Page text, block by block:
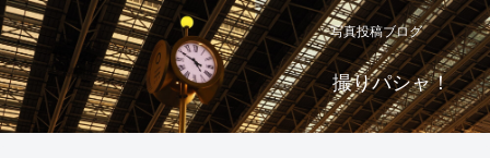
写真投稿ブログ
撮りパシャ！